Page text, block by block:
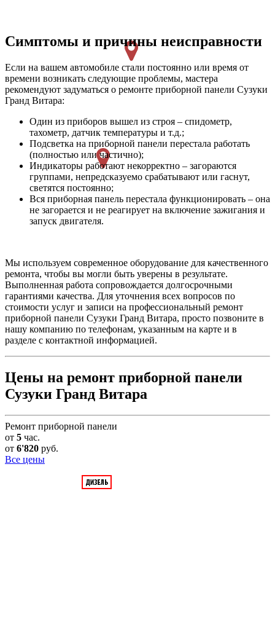
Симптомы и причины неисправности
Если на вашем автомобиле стали постоянно или время от
времени возникать следующие проблемы, мастера
рекомендуют задуматься о ремонте приборной панели Сузуки
Гранд Витара:
Один из приборов вышел из строя – спидометр,
тахометр, датчик температуры и т.д.;
Подсветка на приборной панели перестала работать
(полностью или частично);
Индикаторы работают некорректно – загораются
группами, непредсказуемо срабатывают или гаснут,
светятся постоянно;
Вся приборная панель перестала функционировать – она
не загорается и не реагирует на включение зажигания и
запуск двигателя.
Мы используем современное оборудование для качественного
ремонта, чтобы вы могли быть уверены в результате.
Выполненная работа сопровождается долгосрочными
гарантиями качества. Для уточнения всех вопросов по
стоимости услуг и записи на профессиональный ремонт
приборной панели Сузуки Гранд Витара, просто позвоните в
нашу компанию по телефонам, указанным на карте и в
разделе с контактной информацией.
Цены на ремонт приборной панели
Сузуки Гранд Витара
Ремонт приборной панели
от 5 час.
от 6'820 руб.
Все цены